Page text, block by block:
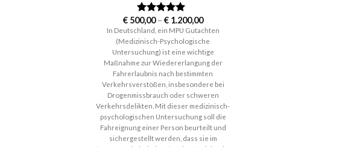
Rated5.00
out of 5
€500,00 – €1.200,00Price
range:
€ 500,00
through
€ 1.200,00
In Deutschland, ein MPU Gutachten
(Medizinisch-Psychologische
Untersuchung) ist eine wichtige
Maßnahme zur Wiedererlangung der
Fahrerlaubnis nach bestimmten
Verkehrsverstößen, insbesondere bei
Drogenmissbrauch oder schweren
Verkehrsdelikten. Mit dieser medizinisch-
psychologischen Untersuchung soll die
Fahreignung einer Person beurteilt und
sichergestellt werden, dass sie im